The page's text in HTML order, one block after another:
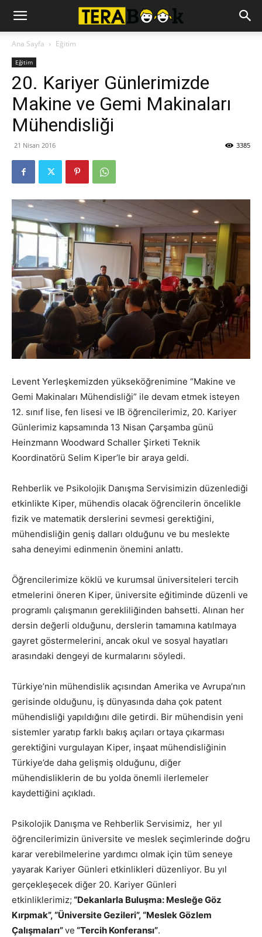
Ana Sayfa Eğitim
Eğitim
20. Kariyer Günlerimizde
Makine ve Gemi Makinaları
Mühendisliği
21 Nisan 2016 3385
Levent Yerleşkemizden yükseköğrenimine “Makine ve
Gemi Makinaları Mühendisliği” ile devam etmek isteyen
12. sınıf lise, fen lisesi ve IB öğrencilerimiz, 20. Kariyer
Günlerimiz kapsamında 13 Nisan Çarşamba günü
Heinzmann Woodward Schaller Şirketi Teknik
Koordinatörü Selim Kiper’le bir araya geldi.
Rehberlik ve Psikolojik Danışma Servisimizin düzenlediği
etkinlikte Kiper, mühendis olacak öğrencilerin öncelikle
fizik ve matematik derslerini sevmesi gerektiğini,
mühendisliğin geniş dalları olduğunu ve bu meslekte
saha deneyimi edinmenin önemini anlattı.
Öğrencilerimize köklü ve kurumsal üniversiteleri tercih
etmelerini öneren Kiper, üniversite eğitiminde düzenli ve
programlı çalışmanın gerekliliğinden bahsetti. Alınan her
dersin değerli olduğunu, derslerin tamamına katılmaya
gayret göstermelerini, ancak okul ve sosyal hayatları
arasındaki dengeyi de kurmalarını söyledi.
Türkiye’nin mühendislik açısından Amerika ve Avrupa’nın
gerisinde olduğunu, iş dünyasında daha çok patent
mühendisliği yapıldığını dile getirdi. Bir mühendisin yeni
sistemler yaratıp farklı bakış açıları ortaya çıkarması
gerektiğini vurgulayan Kiper, inşaat mühendisliğinin
Türkiye’de daha gelişmiş olduğunu, diğer
mühendisliklerin de bu yolda önemli ilerlemeler
kaydettiğini açıkladı.
Psikolojik Danışma ve Rehberlik Servisimiz, her yıl
öğrencilerimizin üniversite ve meslek seçimlerinde doğru
karar verebilmelerine yardımcı olmak için tüm seneye
yayarak Kariyer Günleri etkinlikleri düzenliyor. Bu yıl
gerçekleşecek diğer 20. Kariyer Günleri
etkinliklerimiz; “Dekanlarla Buluşma: Mesleğe Göz
Kırpmak”, “Üniversite Gezileri”, “Meslek Gözlem
Çalışmaları”ve “Tercih Konferansı”.